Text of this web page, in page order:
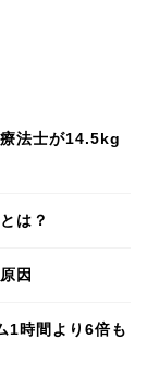
法士が14.5kg
は？
因
1時間より6倍も